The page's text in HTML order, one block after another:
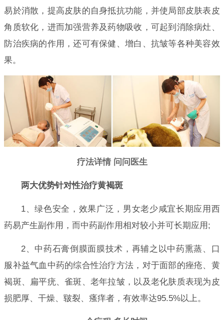
易於消散，提高皮肤的自身抵抗功能，并使局部皮肤表皮
角质软化，进而加强营养及药物吸收，可起到消除病灶、
防治疾病的作用，还可有保健、增白、抗皱等各种美容效
果。
疗法详情 问问医生
两大优势针对性治疗黄褐斑
1、绿色安全，效果广泛，男女老少咸宜长期应用西
药易产生副作用，而中药副作用相对较小并可长期应用;
2、中药石膏倒膜面膜技术，再辅之以中药熏蒸、口
服补益气血中药的综合性治疗方法，对于面部的痤疮、黄
褐斑、扁平疣、雀斑、老年拉皱，以及老化肤质表现为皮
损肥厚、干燥、皲裂、瘙痒者，有效率达95.5%以上。